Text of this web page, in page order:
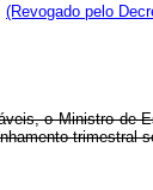
(Revogado pelo
o Ministro de